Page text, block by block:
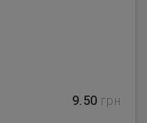
9.50 грн